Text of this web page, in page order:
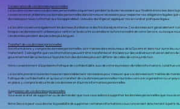
Conservation de vos données personnelles
La Société conservera vos données personnelles uniquement pendant la durée nécessaire aux finalités énoncées dans la
conserverons et utiliserons vos données personnelles dans la mesure nécessaire pour respecter nos obligations légales
données pour nous conformer aux lois applicables), résoudre des litiges et appliquer nos accords et politiques légaux.
La Société conservera également les données d’utilisation à des fins d’analyse interne. Ces données sont généralement
lorsque ces données sont utilisées pour renforcer la sécurité ou améliorer la fonctionnalité de notre Service, ou lorsque
ces données pendant des périodes plus longues.
Transfert de vos données personnelles
Vos informations, y compris les données personnelles, sont traitées dans les bureaux de la Société et dans tout autre lieu
traitement. Cela signifie que ces informations peuvent être transférées et stockées sur des ordinateurs situés en dehors
gouvernementale où les lois sur la protection des données peuvent différer de celles de votre juridiction.
Votre consentement à la présente Politique de confidentialité, suivi de votre soumission de telles informations, constitue
La Société prendra toutes les mesures raisonnablement nécessaires pour s’assurer que vos données sont traitées de
Politique de confidentialité, et qu’aucun transfert de vos données personnelles n’aura lieu vers une organisation ou un
en place, y compris la sécurité de vos données et d’autres informations personnelles.
Suppression de vos données personnelles
Vous avez le droit de supprimer ou de demander que nous vous aidions à supprimer les données personnelles que nous
Notre Service peut vous donner la possibilité de supprimer certaines informations vous concernant directement à partir du